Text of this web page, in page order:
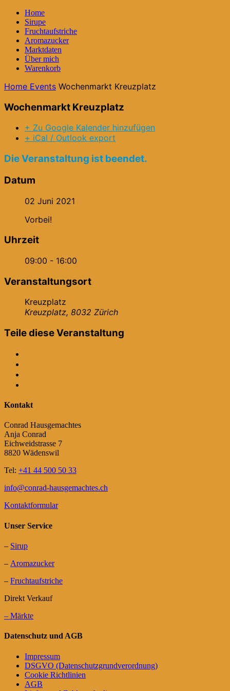
Home
Sirupe
Fruchtaufstriche
Aromazucker
Marktdaten
Über mich
Warenkorb
Home Events Wochenmarkt Kreuzplatz
Wochenmarkt Kreuzplatz
+ Zu Google Kalender hinzufügen
+ iCal / Outlook export
Die Veranstaltung ist beendet.
Datum
02 Juni 2021
Vorbei!
Uhrzeit
09:00 - 16:00
Veranstaltungsort
Kreuzplatz
Kreuzplatz, 8032 Zürich
Teile diese Veranstaltung
Kontakt
Conrad Hausgemachtes
Anja Conrad
Eichweidstrasse 7
8820 Wädenswil
Tel: +41 44 500 50 33
info@conrad-hausgemachtes.ch
Kontaktformular
Unser Service
– Sirup
– Aromazucker
– Fruchtaufstriche
Direkt Verkauf
– Märkte
Datenschutz und AGB
Impressum
DSGVO (Datenschutzgrundverordnung)
Cookie Richtlinien
AGB